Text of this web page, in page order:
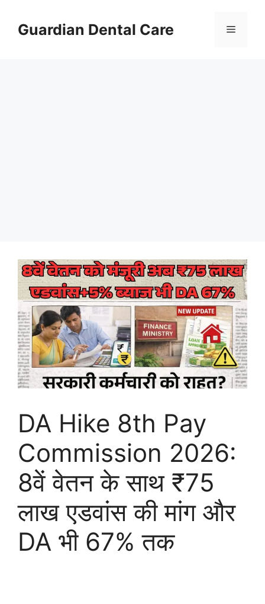
contentGuardian Dental Care Menu
DA Hike 8th Pay
Commission 2026:
8वें वेतन के साथ ₹75
लाख एडवांस की मांग और
DA भी 67% तक